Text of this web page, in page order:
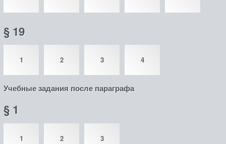
§ 19
1 2 3 4
Учебные задания после параграфа
§ 1
1 2 3